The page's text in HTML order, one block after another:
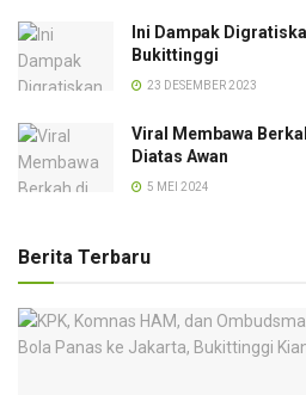
Ini Dampak
Bukittinggi
23 DESEMBER 2023
Viral Membawa
Diatas Awan
5 MEI 2024
Berita Terbaru